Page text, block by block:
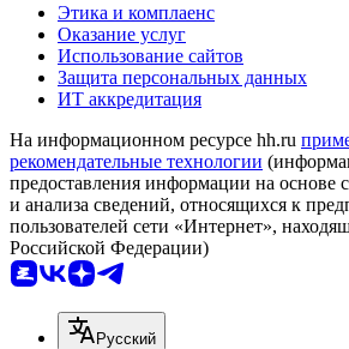
Этика и комплаенс
Оказание услуг
Использование сайтов
Защита персональных данных
ИТ аккредитация
На информационном ресурсе hh.ru
рекомендательные технологии
предоставления информации на основе
и анализа сведений, относящихся к
пользователей сети «Интернет»,
Российской Федерации)
Русский